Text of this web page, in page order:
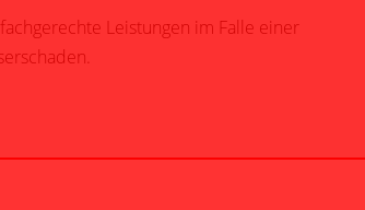
Leistungen im Falle einer